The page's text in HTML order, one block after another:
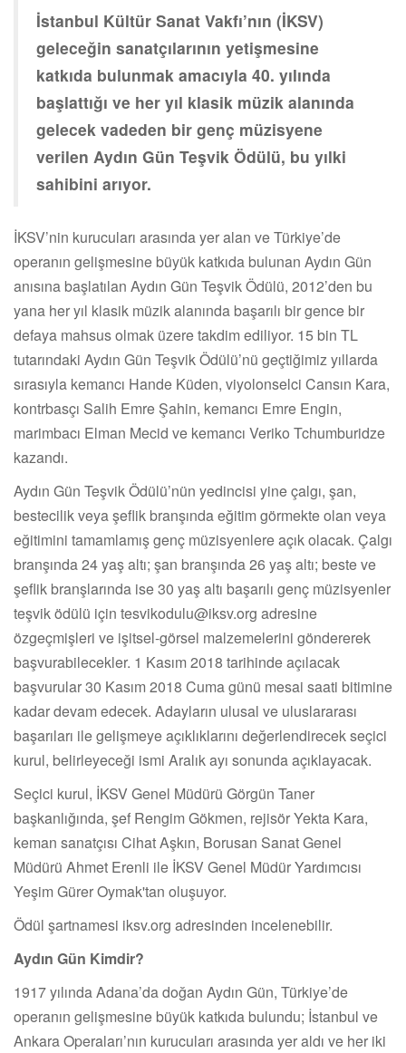
İstanbul Kültür Sanat Vakfı’nın (İKSV)
geleceğin sanatçılarının yetişmesine
katkıda bulunmak amacıyla 40. yılında
başlattığı ve her yıl klasik müzik alanında
gelecek vadeden bir genç müzisyene
verilen Aydın Gün Teşvik Ödülü, bu yılki
sahibini arıyor.
İKSV’nin kurucuları arasında yer alan ve Türkiye’de
operanın gelişmesine büyük katkıda bulunan Aydın Gün
anısına başlatılan Aydın Gün Teşvik Ödülü, 2012’den bu
yana her yıl klasik müzik alanında başarılı bir gence bir
defaya mahsus olmak üzere takdim ediliyor. 15 bin TL
tutarındaki Aydın Gün Teşvik Ödülü’nü geçtiğimiz yıllarda
sırasıyla kemancı Hande Küden, viyolonselci Cansın Kara,
kontrbasçı Salih Emre Şahin, kemancı Emre Engin,
marimbacı Elman Mecid ve kemancı Veriko Tchumburidze
kazandı.
Aydın Gün Teşvik Ödülü’nün yedincisi yine çalgı, şan,
bestecilik veya şeflik branşında eğitim görmekte olan veya
eğitimini tamamlamış genç müzisyenlere açık olacak. Çalgı
branşında 24 yaş altı; şan branşında 26 yaş altı; beste ve
şeflik branşlarında ise 30 yaş altı başarılı genç müzisyenler
teşvik ödülü için tesvikodulu@iksv.org adresine
özgeçmişleri ve işitsel-görsel malzemelerini göndererek
başvurabilecekler. 1 Kasım 2018 tarihinde açılacak
başvurular 30 Kasım 2018 Cuma günü mesai saati bitimine
kadar devam edecek. Adayların ulusal ve uluslararası
başarıları ile gelişmeye açıklıklarını değerlendirecek seçici
kurul, belirleyeceği ismi Aralık ayı sonunda açıklayacak.
Seçici kurul, İKSV Genel Müdürü Görgün Taner
başkanlığında, şef Rengim Gökmen, rejisör Yekta Kara,
keman sanatçısı Cihat Aşkın, Borusan Sanat Genel
Müdürü Ahmet Erenli ile İKSV Genel Müdür Yardımcısı
Yeşim Gürer Oymak'tan oluşuyor.
Ödül şartnamesi iksv.org adresinden incelenebilir.
Aydın Gün Kimdir?
1917 yılında Adana’da doğan Aydın Gün, Türkiye’de
operanın gelişmesine büyük katkıda bulundu; İstanbul ve
Ankara Operaları’nın kurucuları arasında yer aldı ve her iki